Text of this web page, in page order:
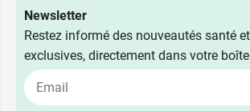
300 ml
500 ml 7,49 €
1 L 11,99 €
Newsletter
Restez informé des nouveautés santé
exclusives, directement dans votre